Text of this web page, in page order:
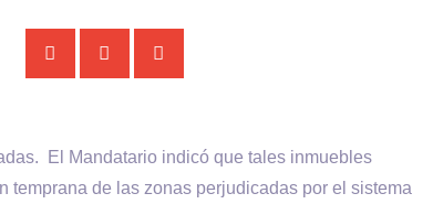
El Mandatario indicó que tales inmuebles
temprana de las zonas perjudicadas por el sistema